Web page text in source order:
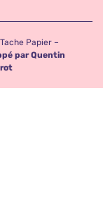
Papier –
par Quentin